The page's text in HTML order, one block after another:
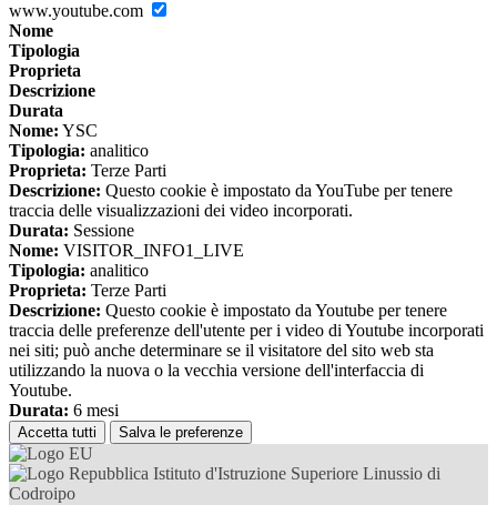
www.youtube.com
Nome
Tipologia
Proprieta
Descrizione
Durata
Nome: YSC
Tipologia: analitico
Proprieta: Terze Parti
Descrizione: Questo cookie è impostato da YouTube per tenere
traccia delle visualizzazioni dei video incorporati.
Durata: Sessione
Nome: VISITOR_INFO1_LIVE
Tipologia: analitico
Proprieta: Terze Parti
Descrizione: Questo cookie è impostato da Youtube per tenere
traccia delle preferenze dell'utente per i video di Youtube incorporati
nei siti; può anche determinare se il visitatore del sito web sta
utilizzando la nuova o la vecchia versione dell'interfaccia di
Youtube.
Durata: 6 mesi
Accetta tutti Salva le preferenze
Istituto d'Istruzione Superiore Linussio di
Codroipo